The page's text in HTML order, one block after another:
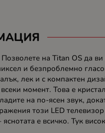
на Titan OS да
и безпроблемно
лек и с компактен
момент. Това е
на по-ясен звук,
този LED
е всичко. Тук